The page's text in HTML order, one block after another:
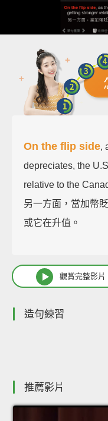
On the flip side,
depreciates, the
relative to the
另一方面，當加幣
或它在升值。
觀賞完整影片
造句練習
推薦影片